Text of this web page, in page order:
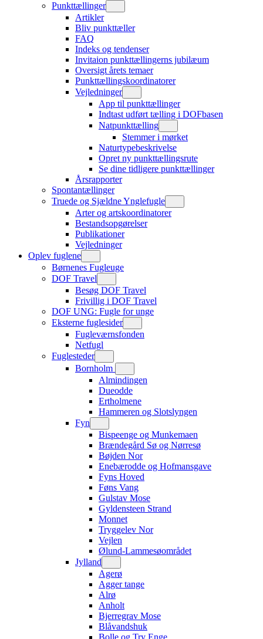
Punkttællinger
Artikler
Bliv punkttæller
FAQ
Indeks og tendenser
Invitaion punkttællingerns jubilæum
Oversigt årets temaer
Punkttællingskoordinatorer
Vejledninger
App til punkttællinger
Indtast udført tælling i DOFbasen
Natpunkttælling
Stemmer i mørket
Naturtypebeskrivelse
Opret ny punkttællingsrute
Se dine tidligere punkttællinger
Årsrapporter
Spontantællinger
Truede og Sjældne Ynglefugle
Arter og artskoordinatorer
Bestandsopgørelser
Publikationer
Vejledninger
Oplev fuglene
Børnenes Fugleuge
DOF Travel
Besøg DOF Travel
Frivillig i DOF Travel
DOF UNG: Fugle for unge
Eksterne fuglesider
Fugleværnsfonden
Netfugl
Fuglesteder
Bornholm
Almindingen
Dueodde
Ertholmene
Hammeren og Slotslyngen
Fyn
Bispeenge og Munkemaen
Brændegård Sø og Nørresø
Bøjden Nor
Enebærodde og Hofmansgave
Fyns Hoved
Føns Vang
Gulstav Mose
Gyldensteen Strand
Monnet
Tryggelev Nor
Vejlen
Ølund-Lammesøområdet
Jylland
Agerø
Agger tange
Alrø
Anholt
Bjerregrav Mose
Blåvandshuk
Bolle og Try Enge